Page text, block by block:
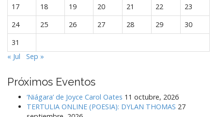
a
s
17
18 19 20 21 22
23
24
25 26 27 28 29
30
31
« Jul
Sep »
Próximos Eventos
‘Niágara’ de Joyce Carol Oates 11 octubre, 2026
TERTULIA ONLINE (POESIA): DYLAN THOMAS 27